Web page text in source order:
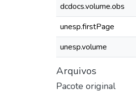
dcdocs.volume.obs
unesp.firstPage
unesp.volume
Arquivos
Pacote original